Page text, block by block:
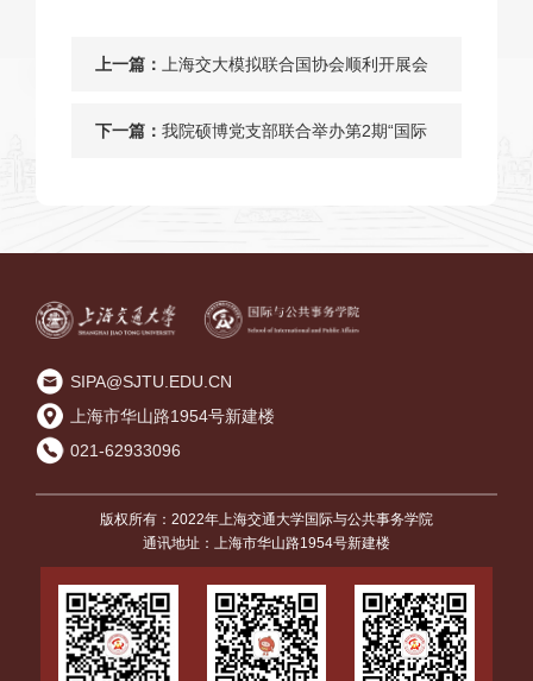
上一篇： 上海交大模拟联合国协会顺利开展会
长换届工作
下一篇： 我院硕博党支部联合举办第2期“国际
SIPA@SJTU.EDU.CN
上海市华山路1954号新建楼
021-62933096
版权所有：2022年上海交通大学国际与公共事务学院
通讯地址：上海市华山路1954号新建楼